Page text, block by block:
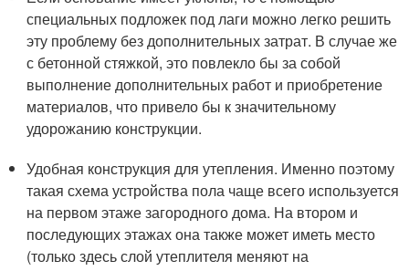
специальных подложек под лаги можно легко решить
эту проблему без дополнительных затрат. В случае же
с бетонной стяжкой, это повлекло бы за собой
выполнение дополнительных работ и приобретение
материалов, что привело бы к значительному
удорожанию конструкции.
Удобная конструкция для утепления. Именно поэтому
такая схема устройства пола чаще всего используется
на первом этаже загородного дома. На втором и
последующих этажах она также может иметь место
(только здесь слой утеплителя меняют на